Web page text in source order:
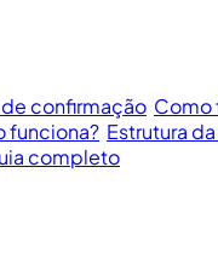
confirmação Como
funciona? Estrutura
completo